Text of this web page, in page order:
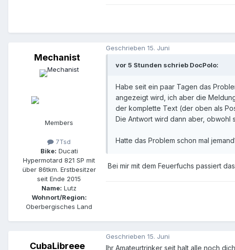
Mechanist
Members
7Tsd
Bike: Ducati
Hypermotard 821 SP mit
über 86tkm. Erstbesitzer
seit Ende 2015
Name: Lutz
Wohnort/Region:
Oberbergisches Land
Geschrieben 15. Juni
vor 5 Stunden schrieb DocPolo:
Habe seit ein paar Tagen das
angezeigt wird, ich aber die
der komplette Text (der oben als
Die Antwort wird dann aber, obwohl
Hatte das Problem schon mal
Bei mir mit dem Feuerfuchs passiert
CubaLibreee
Geschrieben 15. Juni
Ihr Amateurtrinker seit halt alle noch